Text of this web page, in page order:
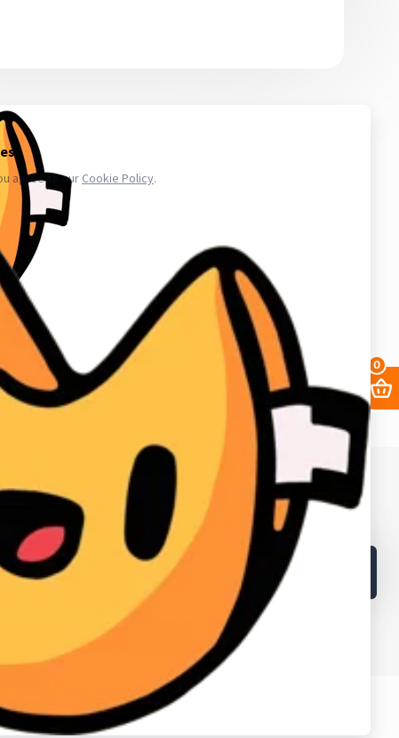
количество, которое сможете использовать в ближайшее
проблемы с аккаунтами - обратитесь в поддержку. Магазин
свою очередь, покупает услуги информационного доступа,
блокирования, модификации либо копировании
лиц. Весь товар который мы предлагаем не принадлежит
закон и стабильность в работе нас и наших клиентов для
в вк, биржа аккаунтов, аккаунты инстаграм, купить аккаунты
в Кыргызской республике: 02405202310226.
и лайков Заработать Кабинет поставщикаБраузеры
Как получать выгоднее?Контакты
Поддержка магазина
0